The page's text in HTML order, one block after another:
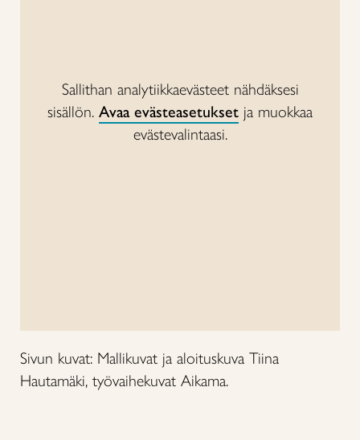
Sallithan analytiikkaevästeet nähdäksesi
sisällön. Avaa evästeasetukset ja muokkaa
evästevalintaasi.
Sivun kuvat: Mallikuvat ja aloituskuva Tiina
Hautamäki, työvaihekuvat Aikama.